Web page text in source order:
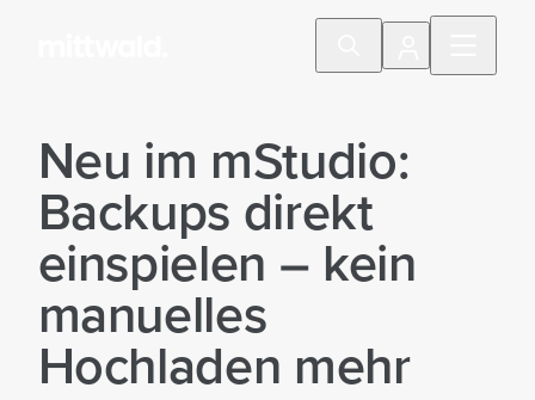
Neu im mStudio:
Backups direkt
einspielen – kein
manuelles
Hochladen mehr